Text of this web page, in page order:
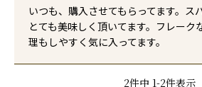
いつも、購入させてもらってます。ス
とても美味しく頂いてます。フレーク
理もしやすく気に入ってます。
2件中 1-2件表示